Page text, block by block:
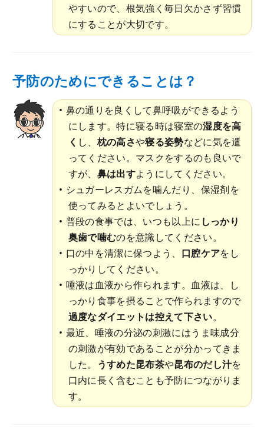
やすいので、根気強く毎日欠かさず習慣
にすることが大切です。
予防のためにできることは？
鼻の通りを良くして鼻呼吸ができるよう
にします。特に寝る時は寝室の湿度を高
く し、 枕の高さや寝る姿勢などに気を遣
ってください。マスクをするのも良いで
すが、 鼻は出すようにしてください。
シュガーレスガムを噛んだり、保湿剤を
使ってみるとよいでしょう。
普段の食事では、いつも以上に しっかり
奥歯で噛むのを意識してください。
口の中を清潔に保つよう、 口腔ケアをし
っかりしてください。
唾液は血液から作られます。血液は、し
っかり食事を摂ることで作られますので
過度なダイエットは控えて下さい。
最近、唾液の分泌の刺激にはうま味成分
の刺激が有効であることが分かってきま
した。
うすめた昆布茶や昆布のだし汁を
口内に長く含むことも予防につながりま
す。